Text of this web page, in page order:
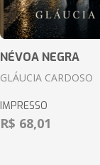
NÉVOA NEGRA
GLÁUCIA CARDOSO
IMPRESSO
R$ 68,01